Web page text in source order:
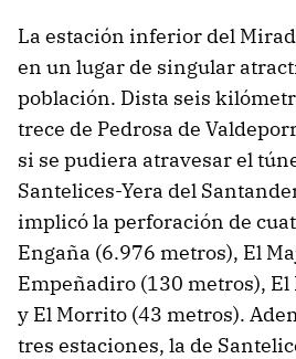
La estación inferior del
en un lugar de singular
población. Dista seis
trece de Pedrosa de
si se pudiera atravesar el
Santelices-Yera del
implicó la perforación de
Engaña (6.976 metros), El
Empeñadiro (130 metros),
y El Morrito (43 metros).
tres estaciones, la de